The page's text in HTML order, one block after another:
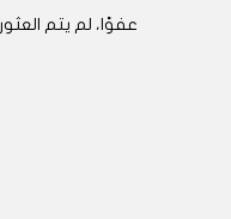
عفوًا، لم يتم